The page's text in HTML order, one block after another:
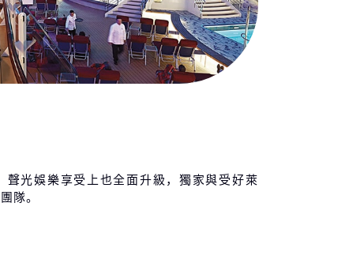
聲光娛樂享受上也全面升級，獨家與受好萊
隊。